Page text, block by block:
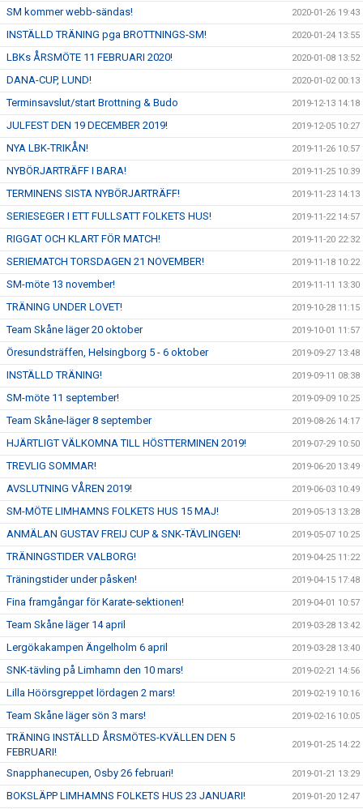
SM kommer webb-sändas! 2020-01-26 19:43
INSTÄLLD TRÄNING pga BROTTNINGS-SM! 2020-01-24 13:55
LBKs ÅRSMÖTE 11 FEBRUARI 2020! 2020-01-08 13:52
DANA-CUP, LUND! 2020-01-02 00:13
Terminsavslut/start Brottning & Budo 2019-12-13 14:18
JULFEST DEN 19 DECEMBER 2019! 2019-12-05 10:27
NYA LBK-TRIKÅN! 2019-11-26 10:57
NYBÖRJARTRÄFF I BARA! 2019-11-25 10:39
TERMINENS SISTA NYBÖRJARTRÄFF! 2019-11-23 14:13
SERIESEGER I ETT FULLSATT FOLKETS HUS! 2019-11-22 14:57
RIGGAT OCH KLART FÖR MATCH! 2019-11-20 22:32
SERIEMATCH TORSDAGEN 21 NOVEMBER! 2019-11-18 10:22
SM-möte 13 november! 2019-11-11 13:30
TRÄNING UNDER LOVET! 2019-10-28 11:15
Team Skåne läger 20 oktober 2019-10-01 11:57
Öresundsträffen, Helsingborg 5 - 6 oktober 2019-09-27 13:48
INSTÄLLD TRÄNING! 2019-09-11 08:38
SM-möte 11 september! 2019-09-09 10:25
Team Skåne-läger 8 september 2019-08-26 14:17
HJÄRTLIGT VÄLKOMNA TILL HÖSTTERMINEN 2019! 2019-07-29 10:50
TREVLIG SOMMAR! 2019-06-20 13:49
AVSLUTNING VÅREN 2019! 2019-06-03 10:49
SM-MÖTE LIMHAMNS FOLKETS HUS 15 MAJ! 2019-05-13 13:28
ANMÄLAN GUSTAV FREIJ CUP & SNK-TÄVLINGEN! 2019-05-07 10:25
TRÄNINGSTIDER VALBORG! 2019-04-25 11:22
Träningstider under påsken! 2019-04-15 17:48
Fina framgångar för Karate-sektionen! 2019-04-01 10:57
Team Skåne läger 14 april 2019-03-28 13:42
Lergökakampen Ängelholm 6 april 2019-03-28 13:40
SNK-tävling på Limhamn den 10 mars! 2019-02-21 14:56
Lilla Höörsgreppet lördagen 2 mars! 2019-02-19 10:16
Team Skåne läger sön 3 mars! 2019-02-16 10:05
TRÄNING INSTÄLLD ÅRSMÖTES-KVÄLLEN DEN 5
FEBRUARI!
2019-01-25 14:22
Snapphanecupen, Osby 26 februari! 2019-01-21 13:29
BOKSLÄPP LIMHAMNS FOLKETS HUS 23 JANUARI! 2019-01-20 12:47